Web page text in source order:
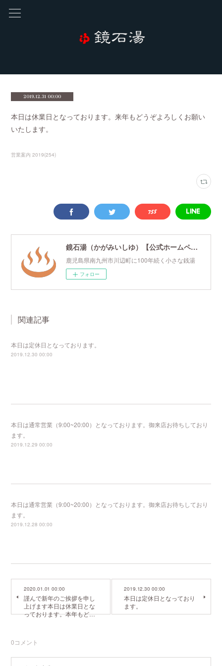
2019.12.31 00:00
本日は休業日となっております。来年もどうぞよろしくお願い
いたします。
営業案内 2019(254)
鏡石湯（かがみいしゆ）【公式ホームページ】
鹿児島県南九州市川辺町に100年続く小さな銭湯
フォロー
関連記事
本日は定休日となっております。
2019.12.30 00:00
本日は通常営業（9:00~20:00）となっております。御来店お待ちしており
ます。
2019.12.29 00:00
本日は通常営業（9:00~20:00）となっております。御来店お待ちしており
ます。
2019.12.28 00:00
2020.01.01 00:00
謹んで新年のご挨拶を申し
上げます本日は休業日とな
っております。本年もど…
2019.12.30 00:00
本日は定休日となっており
ます。
0コメント